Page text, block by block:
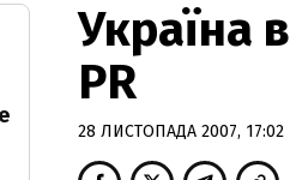
Україна
PR
28 ЛИСТОПАДА 2007, 17:02